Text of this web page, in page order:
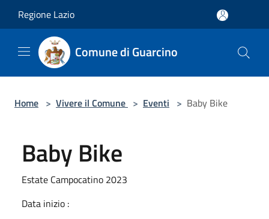
Regione Lazio
Comune di Guarcino
Home > Vivere il Comune > Eventi > Baby Bike
Baby Bike
Estate Campocatino 2023
Data inizio :